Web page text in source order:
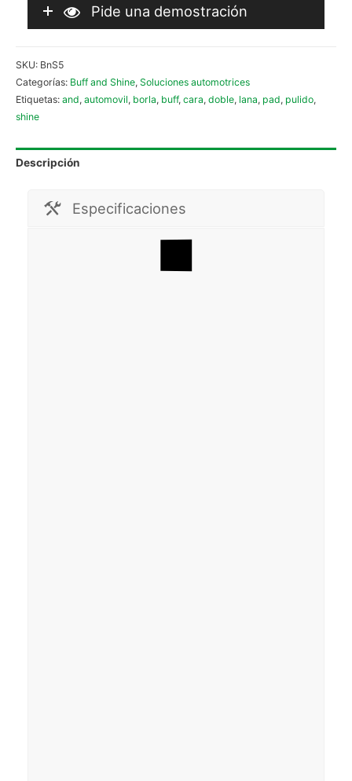
Pide una demostración
SKU: BnS5
Categorías: Buff and Shine, Soluciones automotrices
Etiquetas: and, automovil, borla, buff, cara, doble, lana, pad, pulido,
shine
Descripción
Especificaciones